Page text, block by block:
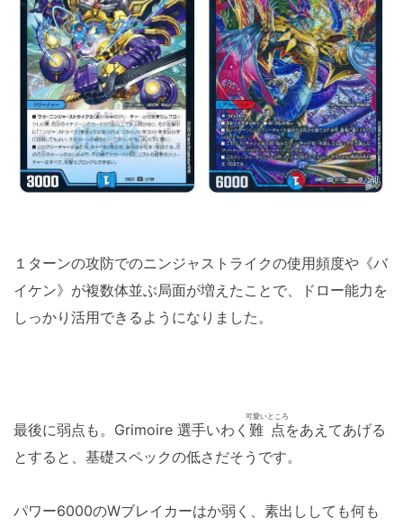
１ターンの攻防でのニンジャストライクの使用頻度や《バ
イケン》が複数体並ぶ局面が増えたことで、ドロー能力を
しっかり活用できるようになりました。
最後に弱点も。Grimoire 選手いわく 難点
可愛いところ
をあえてあげる
とすると、基礎スペックの低さだそうです。
パワー6000のWブレイカーはか弱く、素出ししても何も